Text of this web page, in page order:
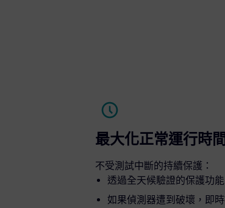
最大化正常運行時
不受測試中斷的持續保護：
透過全天候驗證的保護功
如果偵測器遭到破壞，即